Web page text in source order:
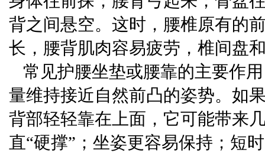
背之间悬空。这时，腰椎原有的
长，腰背肌肉容易疲劳，椎间盘
常见护腰坐垫或腰靠的主要作
量维持接近自然前凸的姿势。如
背部轻轻靠在上面，它可能带来
直“硬撑”；坐姿更容易保持；短